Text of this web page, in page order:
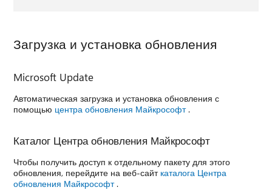
Загрузка и установка обновления
Microsoft Update
Автоматическая загрузка и установка обновления с
помощью центра обновления Майкрософт.
Каталог Центра обновления Майкрософт
Чтобы получить доступ к отдельному пакету для этого
обновления, перейдите на веб-сайт каталога Центра
обновления Майкрософт.